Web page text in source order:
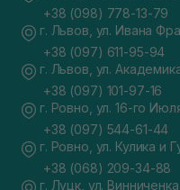
+38 (098) 778-13-79
г. Львов, ул. Ивана
+38 (097) 611-95-94
г. Львов, ул.
+38 (097) 101-97-16
г. Ровно, ул. 16-го
+38 (097) 544-61-44
г. Ровно, ул. Кулика и
+38 (068) 209-34-88
г. Луцк, ул.